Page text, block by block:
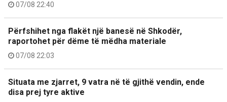
07/08 22:40
Përfshihet nga flakët një banesë në Shkodër,
raportohet për dëme të mëdha materiale
07/08 22:03
Situata me zjarret, 9 vatra në të gjithë vendin, ende
disa prej tyre aktive